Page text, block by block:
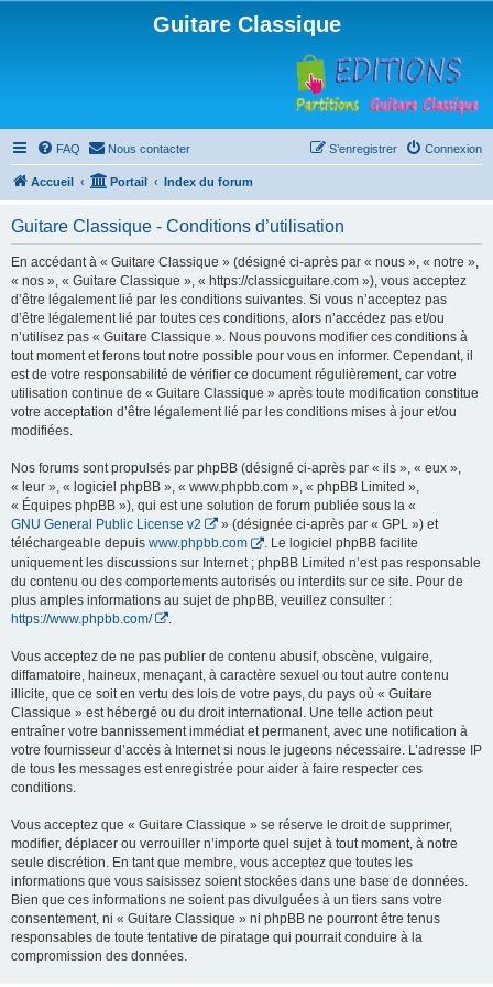
Guitare Classique
FAQ Nous contacter Connexion
S’enregistrer
Accueil Portail Index du forum
Guitare Classique - Conditions d’utilisation
En accédant à « Guitare Classique » (désigné ci-après par « nous », « notre »,
« nos », « Guitare Classique », « https://classicguitare.com »), vous acceptez
d’être légalement lié par les conditions suivantes. Si vous n’acceptez pas
d’être légalement lié par toutes ces conditions, alors n’accédez pas et/ou
n’utilisez pas « Guitare Classique ». Nous pouvons modifier ces conditions à
tout moment et ferons tout notre possible pour vous en informer. Cependant, il
est de votre responsabilité de vérifier ce document régulièrement, car votre
utilisation continue de « Guitare Classique » après toute modification constitue
votre acceptation d’être légalement lié par les conditions mises à jour et/ou
modifiées.
Nos forums sont propulsés par phpBB (désigné ci-après par « ils », « eux »,
« leur », « logiciel phpBB », « www.phpbb.com », « phpBB Limited »,
« Équipes phpBB »), qui est une solution de forum publiée sous la «
GNU General Public License v2
» (désignée ci-après par « GPL ») et
téléchargeable depuis www.phpbb.com
. Le logiciel phpBB facilite
uniquement les discussions sur Internet ; phpBB Limited n’est pas responsable
du contenu ou des comportements autorisés ou interdits sur ce site. Pour de
plus amples informations au sujet de phpBB, veuillez consulter :
https://www.phpbb.com/
Vous acceptez de ne pas publier de contenu abusif, obscène, vulgaire,
diffamatoire, haineux, menaçant, à caractère sexuel ou tout autre contenu
illicite, que ce soit en vertu des lois de votre pays, du pays où « Guitare
Classique » est hébergé ou du droit international. Une telle action peut
entraîner votre bannissement immédiat et permanent, avec une notification à
votre fournisseur d’accès à Internet si nous le jugeons nécessaire. L’adresse IP
de tous les messages est enregistrée pour aider à faire respecter ces
conditions.
Vous acceptez que « Guitare Classique » se réserve le droit de supprimer,
modifier, déplacer ou verrouiller n’importe quel sujet à tout moment, à notre
seule discrétion. En tant que membre, vous acceptez que toutes les
informations que vous saisissez soient stockées dans une base de données.
Bien que ces informations ne soient pas divulguées à un tiers sans votre
consentement, ni « Guitare Classique » ni phpBB ne pourront être tenus
responsables de toute tentative de piratage qui pourrait conduire à la
compromission des données.